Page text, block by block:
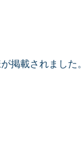
掲載されました。